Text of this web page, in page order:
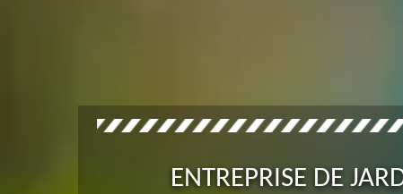
ENTREPRISE DE